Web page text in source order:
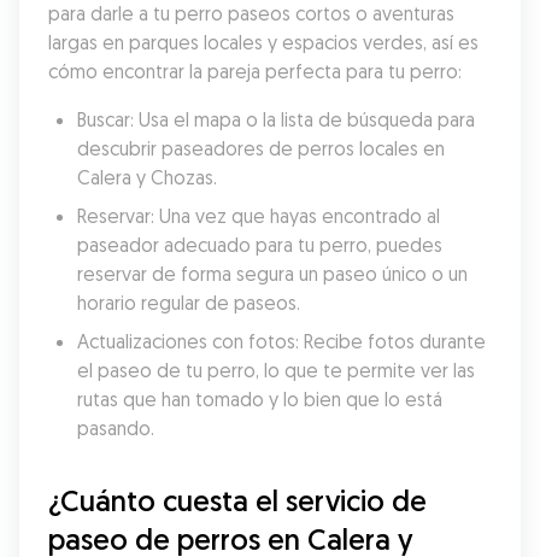
para darle a tu perro paseos cortos o aventuras
largas en parques locales y espacios verdes, así es
cómo encontrar la pareja perfecta para tu perro:
Buscar: Usa el mapa o la lista de búsqueda para
descubrir paseadores de perros locales en
Calera y Chozas.
Reservar: Una vez que hayas encontrado al
paseador adecuado para tu perro, puedes
reservar de forma segura un paseo único o un
horario regular de paseos.
Actualizaciones con fotos: Recibe fotos durante
el paseo de tu perro, lo que te permite ver las
rutas que han tomado y lo bien que lo está
pasando.
¿Cuánto cuesta el servicio de
paseo de perros en Calera y